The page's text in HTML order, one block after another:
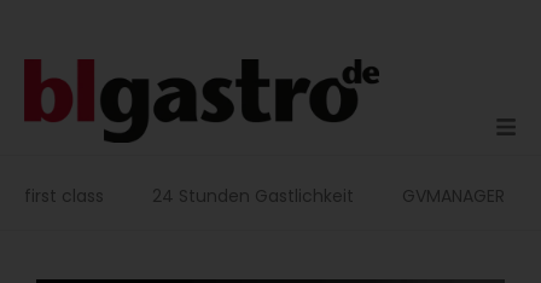
first class 24 Stunden Gastlichkeit GVMANAGER